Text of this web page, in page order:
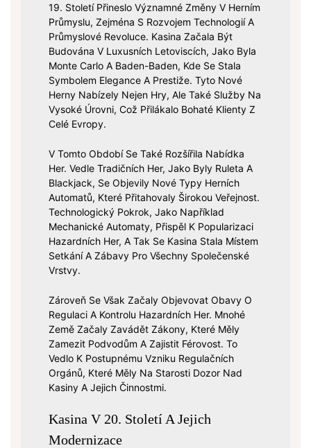
19. Století Přineslo Významné Změny V Herním
Průmyslu, Zejména S Rozvojem Technologií A
Průmyslové Revoluce. Kasina Začala Být
Budována V Luxusních Letoviscích, Jako Byla
Monte Carlo A Baden-Baden, Kde Se Stala
Symbolem Elegance A Prestiže. Tyto Nové
Herny Nabízely Nejen Hry, Ale Také Služby Na
Vysoké Úrovni, Což Přilákalo Bohaté Klienty Z
Celé Evropy.
V Tomto Období Se Také Rozšířila Nabídka
Her. Vedle Tradičních Her, Jako Byly Ruleta A
Blackjack, Se Objevily Nové Typy Herních
Automatů, Které Přitahovaly Širokou Veřejnost.
Technologický Pokrok, Jako Například
Mechanické Automaty, Přispěl K Popularizaci
Hazardních Her, A Tak Se Kasina Stala Místem
Setkání A Zábavy Pro Všechny Společenské
Vrstvy.
Zároveň Se Však Začaly Objevovat Obavy O
Regulaci A Kontrolu Hazardních Her. Mnohé
Země Začaly Zavádět Zákony, Které Měly
Zamezit Podvodům A Zajistit Férovost. To
Vedlo K Postupnému Vzniku Regulačních
Orgánů, Které Měly Na Starosti Dozor Nad
Kasiny A Jejich Činnostmi.
Kasina V 20. Století A Jejich
Modernizace